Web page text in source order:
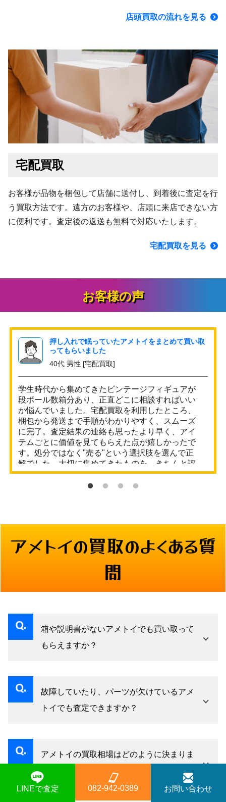
店頭買取の流れを見る
宅配買取
お客様が品物を梱包して店舗に送付し、到着後に査定を行
う買取方法です。遠方のお客様や、店頭に来店できない方
に便利です。査定後の返送も無料で対応いたします。
宅配買取を見る
お客様の声
押し入れで眠っていたアメトイをまとめて買い取
ってもらいました
40代 男性 [宅配買取]
学生時代から集めてきたビンテージフィギュアが
段ボール数箱分あり、正直どこに相談すればいい
か悩んでいました。宅配買取を利用したところ、
梱包から発送まで手順がわかりやすく、スムーズ
に完了。査定結果の連絡も思ったより早く、アイ
テムごとに価値を見てもらえた点が嬉しかったで
す。処分ではなく"売る"という選択肢を選んで正
解でした。大切に集めてきたものを、きちんと評
価していただけて満足しています。
アメトイの買取のよくある質
問
箱や説明書がないアメトイでも買い取って
もらえますか？
と比較すると査定額が変わる場合があります。
故障していたり、パーツが欠けているアメ
トイでも査定できますか？
ては買取できるケースがあります。まずはご相
談いただき、査定スタッフにご確認ください。
アメトイの買取相場はどのように決まりま
すか？
製造年代、キャラクターの人気・版権状況、流
LINEで査定 082-942-0389 お問い合わせ